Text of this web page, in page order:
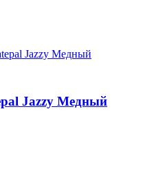
Jazzy Медный